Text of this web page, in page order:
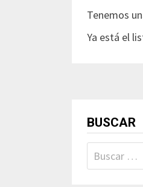
Tenemos
Ya está el
BUSCAR
Buscar: